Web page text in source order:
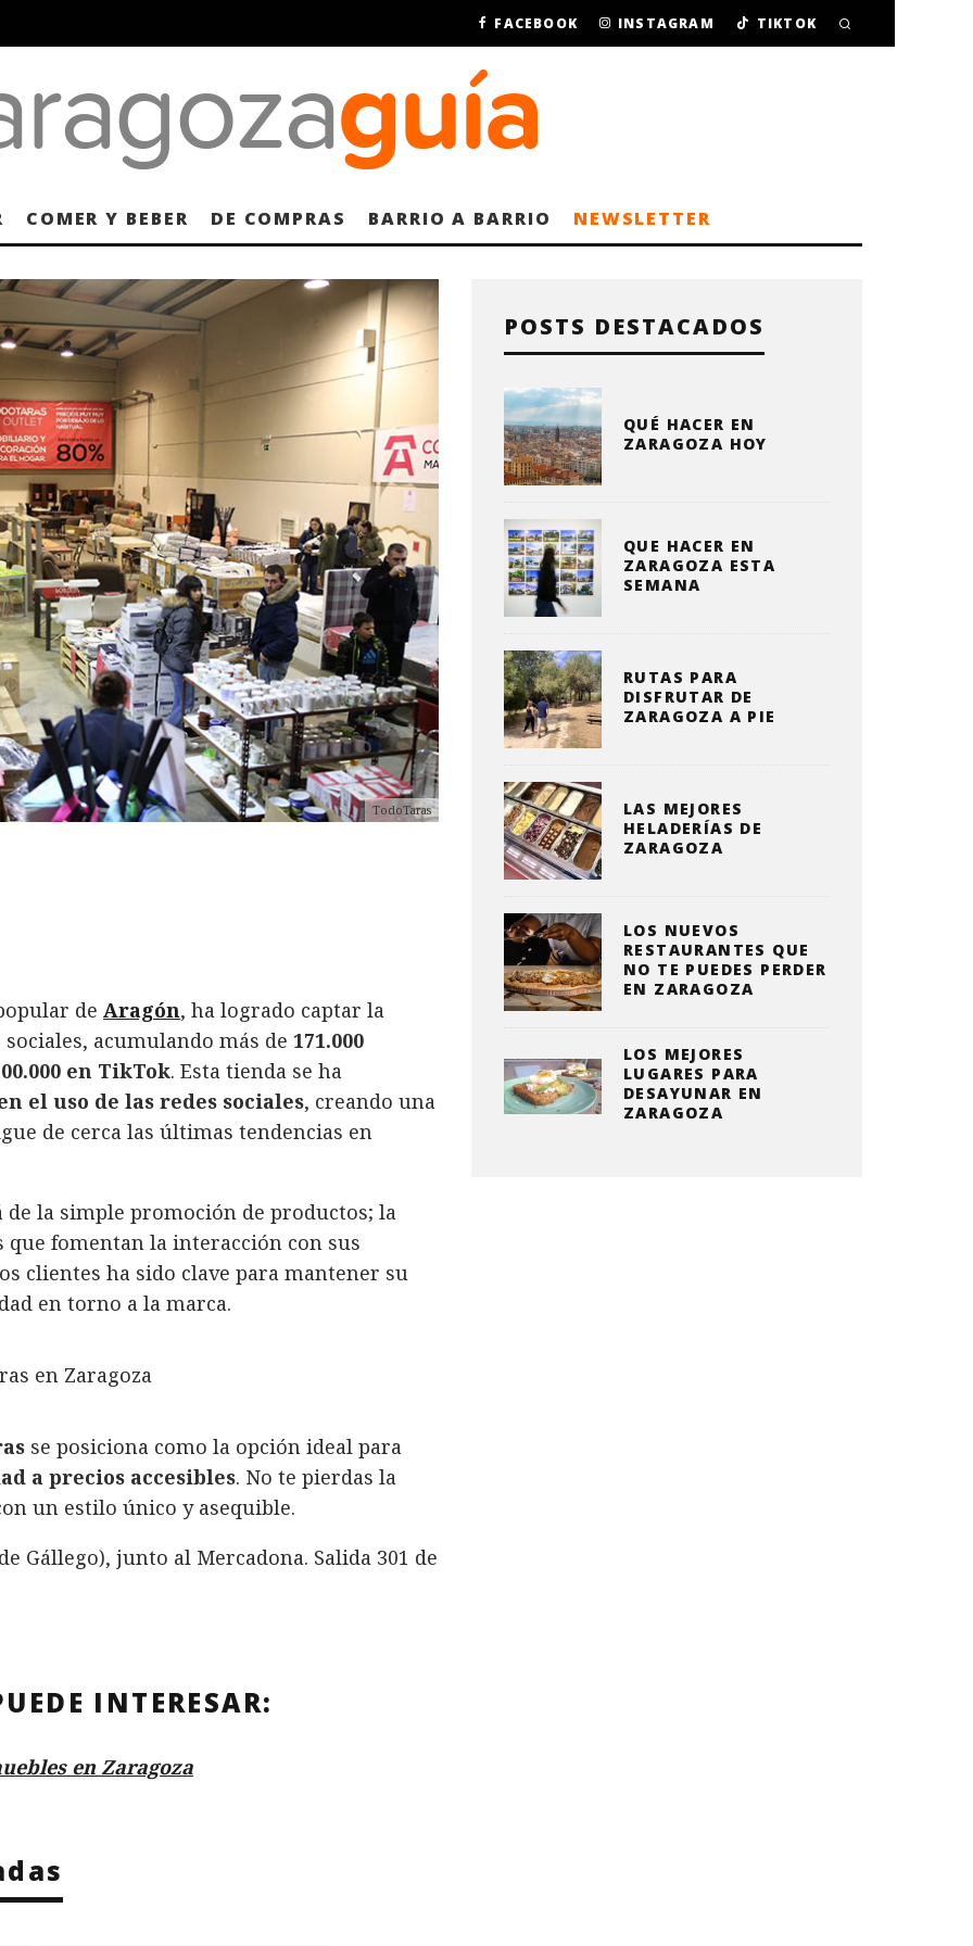
FACEBOOK INSTAGRAM TIKTOK
COMER Y BEBER DE COMPRAS BARRIO A BARRIO NEWSLETTER
TodoTaras
de Aragón, ha logrado captar la
acumulando más de 171.000
en TikTok. Esta tienda se ha
el uso de las redes sociales, creando una
de cerca las últimas tendencias en
de la simple promoción de productos; la
fomentan la interacción con sus
clientes ha sido clave para mantener su
en torno a la marca.
se posiciona como la opción ideal para
a precios accesibles. No te pierdas la
un estilo único y asequible.
Gállego), junto al Mercadona. Salida 301 de
INTERESAR:
en Zaragoza
POSTS DESTACADOS
QUÉ HACER EN
ZARAGOZA HOY
QUE HACER EN
ZARAGOZA ESTA
SEMANA
RUTAS PARA
DISFRUTAR DE
ZARAGOZA A PIE
LAS MEJORES
HELADERÍAS DE
ZARAGOZA
LOS NUEVOS
RESTAURANTES QUE
NO TE PUEDES PERDER
EN ZARAGOZA
LOS MEJORES
LUGARES PARA
DESAYUNAR EN
ZARAGOZA